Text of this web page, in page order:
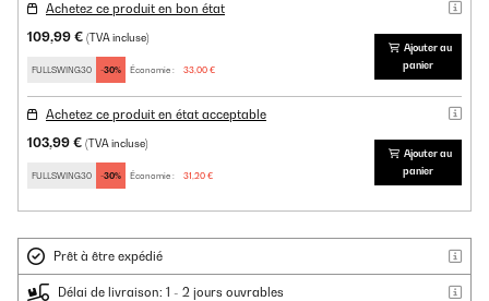
Achetez ce produit en bon état
109,99 € (TVA incluse)
FULLSWING30 -30% Économie : 33,00 €
Ajouter au
panier
Achetez ce produit en état acceptable
103,99 € (TVA incluse)
FULLSWING30 -30% Économie : 31,20 €
Ajouter au
panier
Prêt à être expédié
Délai de livraison: 1 - 2 jours ouvrables